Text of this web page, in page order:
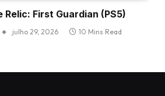
Relic: First Guardian (PS5)
julho 29, 2026 10 Mins Read